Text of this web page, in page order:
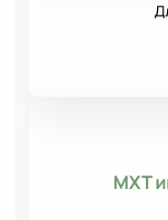
МХТ